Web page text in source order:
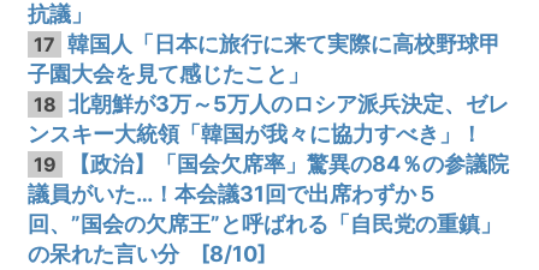
抗議」
17 韓国人「日本に旅行に来て実際に高校野球甲
子園大会を見て感じたこと」
18 北朝鮮が3万～5万人のロシア派兵決定、ゼレ
ンスキー大統領「韓国が我々に協力すべき」！
19
【政治】「国会欠席率」驚異の84％の参議院
議員がいた…！本会議31回で出席わずか５
回、”国会の欠席王”と呼ばれる「自民党の重鎮」
の呆れた言い分 [8/10]